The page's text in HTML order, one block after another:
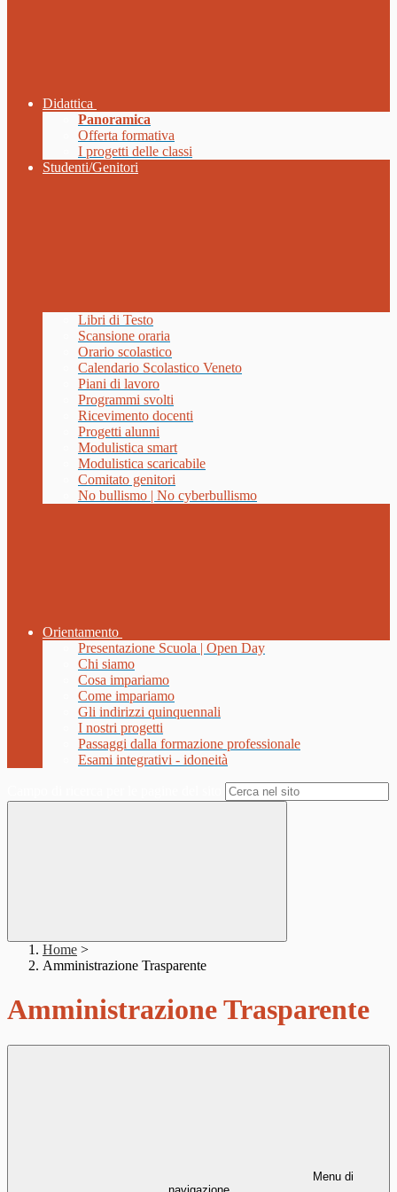
Didattica
Panoramica
Offerta formativa
I progetti delle classi
Studenti/Genitori
Libri di Testo
Scansione oraria
Orario scolastico
Calendario Scolastico Veneto
Piani di lavoro
Programmi svolti
Ricevimento docenti
Progetti alunni
Modulistica smart
Modulistica scaricabile
Comitato genitori
No bullismo | No cyberbullismo
Orientamento
Presentazione Scuola | Open Day
Chi siamo
Cosa impariamo
Come impariamo
Gli indirizzi quinquennali
I nostri progetti
Passaggi dalla formazione professionale
Esami integrativi - idoneità
Home >
Amministrazione Trasparente
Amministrazione Trasparente
Menu di